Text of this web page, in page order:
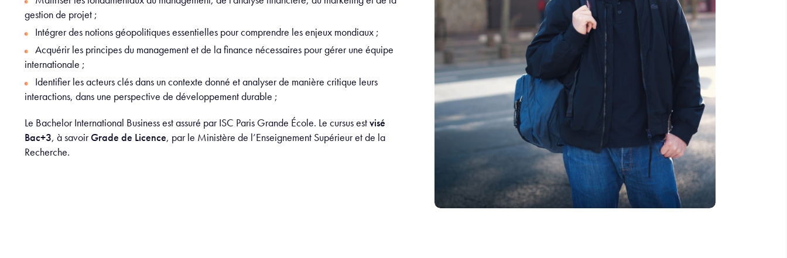
gestion de projet ;
Intégrer des notions géopolitiques essentielles pour comprendre les enjeux mondiaux ;
Acquérir les principes du management et de la finance nécessaires pour gérer une équipe
internationale ;
Identifier les acteurs clés dans un contexte donné et analyser de manière critique leurs
interactions, dans une perspective de développement durable ;
Le Bachelor International Business est assuré par ISC Paris Grande École. Le cursus estvisé
Bac+3, à savoirGrade de Licence, par le Ministère de l’Enseignement Supérieur et de la
Recherche.